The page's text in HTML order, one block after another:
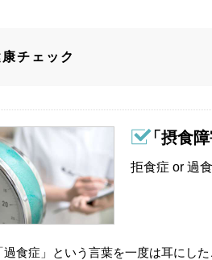
チェック
「摂食
拒食症 or 過
過食症」という言葉を一度は耳にし